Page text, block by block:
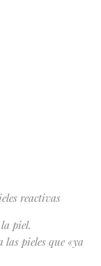
reactivas
piel.
las pieles que «ya